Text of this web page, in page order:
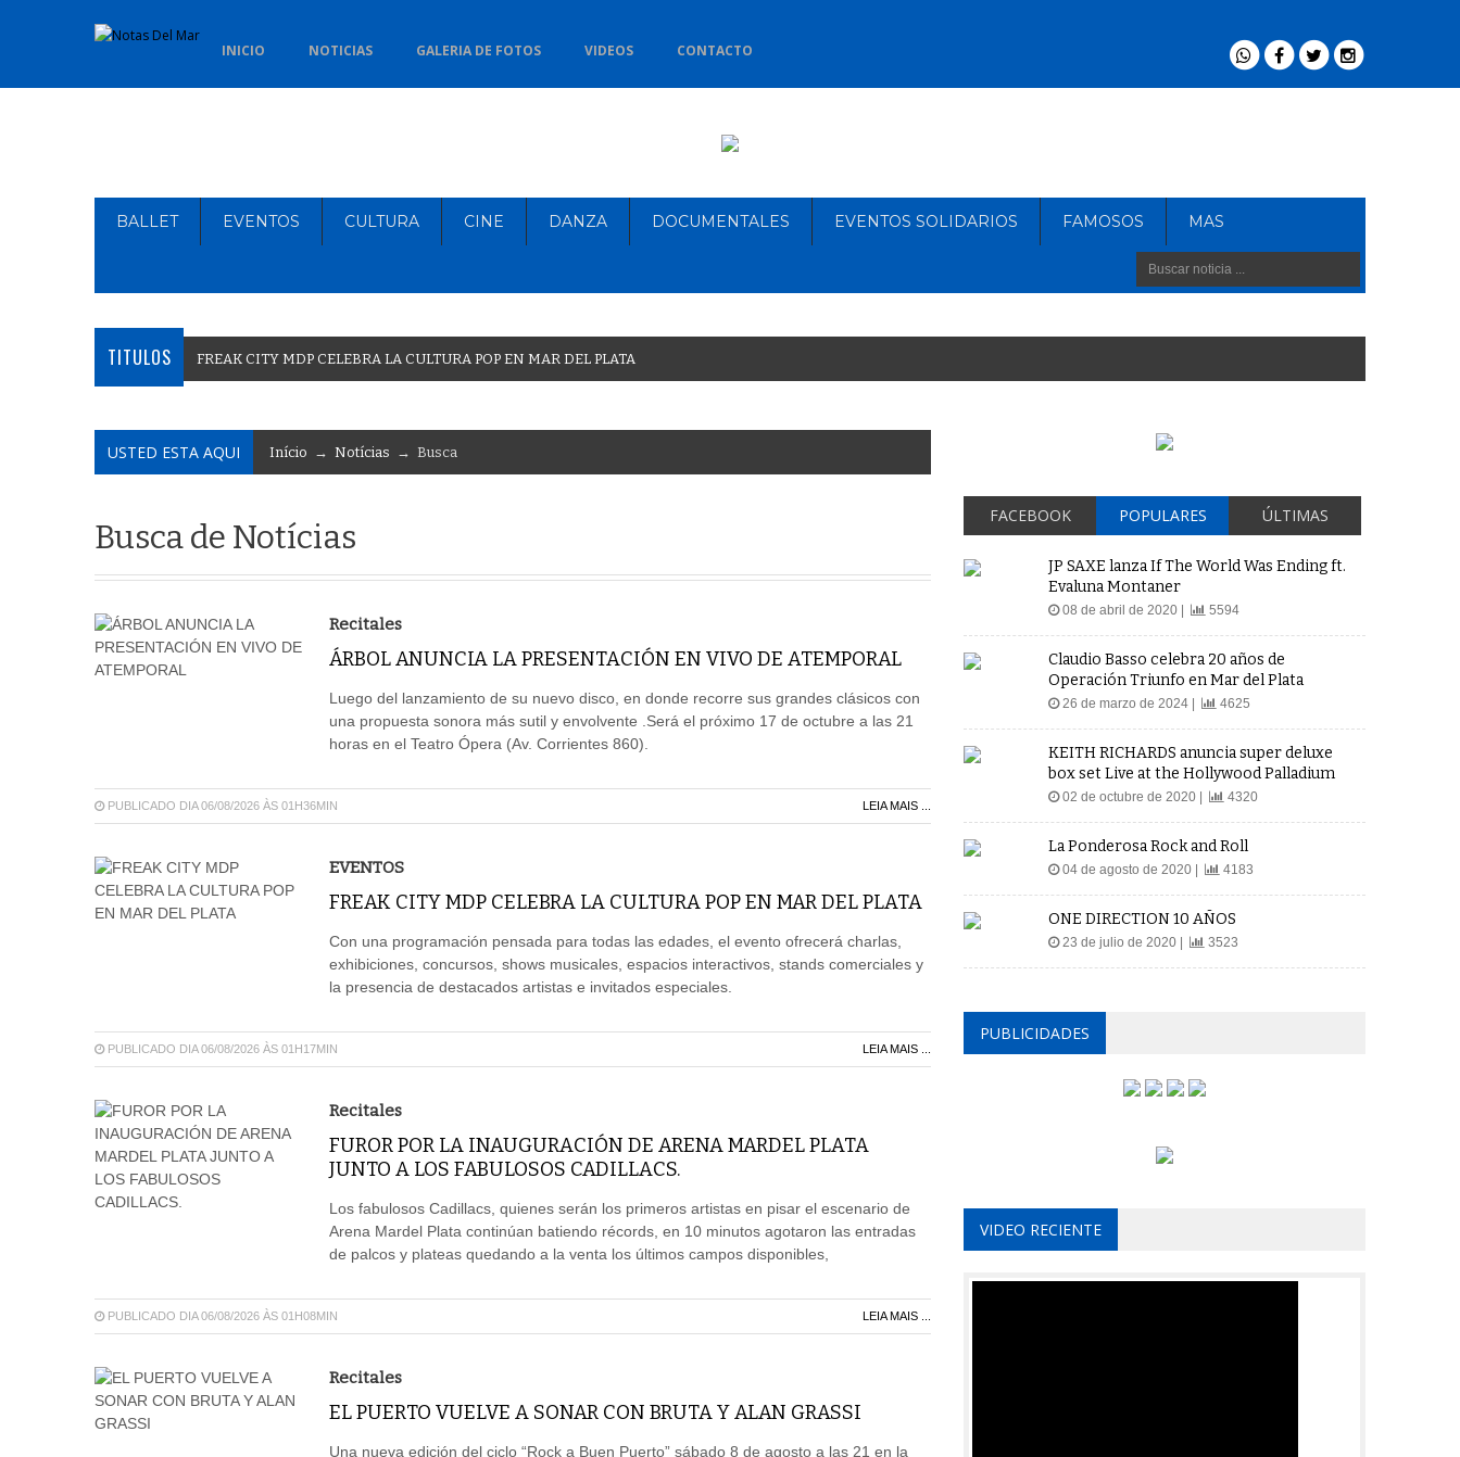
INICIO NOTICIAS GALERIA DE FOTOS VIDEOS CONTACTO
BALLET EVENTOS CULTURA CINE DANZA DOCUMENTALES EVENTOS SOLIDARIOS FAMOSOS MAS
TITULOS FREAK CITY MDP CELEBRA LA CULTURA POP EN MAR DEL PLATA
USTED ESTA AQUI Início → Notícias → Busca
Busca de Notícias
Recitales
ÁRBOL ANUNCIA LA PRESENTACIÓN EN VIVO DE ATEMPORAL
Luego del lanzamiento de su nuevo disco, en donde recorre sus grandes clásicos con
una propuesta sonora más sutil y envolvente .Será el próximo 17 de octubre a las 21
horas en el Teatro Ópera (Av. Corrientes 860).
PUBLICADO DIA 06/08/2026 ÀS 01H36MIN LEIA MAIS ...
EVENTOS
FREAK CITY MDP CELEBRA LA CULTURA POP EN MAR DEL PLATA
Con una programación pensada para todas las edades, el evento ofrecerá charlas,
exhibiciones, concursos, shows musicales, espacios interactivos, stands comerciales y
la presencia de destacados artistas e invitados especiales.
PUBLICADO DIA 06/08/2026 ÀS 01H17MIN LEIA MAIS ...
Recitales
FUROR POR LA INAUGURACIÓN DE ARENA MARDEL PLATA
JUNTO A LOS FABULOSOS CADILLACS.
Los fabulosos Cadillacs, quienes serán los primeros artistas en pisar el escenario de
Arena Mardel Plata continúan batiendo récords, en 10 minutos agotaron las entradas
de palcos y plateas quedando a la venta los últimos campos disponibles,
PUBLICADO DIA 06/08/2026 ÀS 01H08MIN LEIA MAIS ...
Recitales
EL PUERTO VUELVE A SONAR CON BRUTA Y ALAN GRASSI
Una nueva edición del ciclo “Rock a Buen Puerto” sábado 8 de agosto a las 21 en la
FACEBOOK POPULARES ÚLTIMAS
JP SAXE lanza If The World Was Ending ft.
Evaluna Montaner
08 de abril de 2020 | 5594
Claudio Basso celebra 20 años de
Operación Triunfo en Mar del Plata
26 de marzo de 2024 | 4625
KEITH RICHARDS anuncia super deluxe
box set Live at the Hollywood Palladium
02 de octubre de 2020 | 4320
La Ponderosa Rock and Roll
04 de agosto de 2020 | 4183
ONE DIRECTION 10 AÑOS
23 de julio de 2020 | 3523
PUBLICIDADES
VIDEO RECIENTE